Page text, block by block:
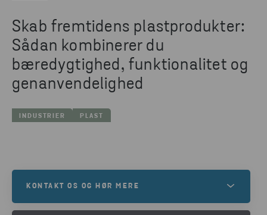
Skab fremtidens plastprodukter:
Sådan kombinerer du
bæredygtighed, funktionalitet og
genanvendelighed
INDUSTRIER PLAST
KONTAKT OS OG HØR MERE